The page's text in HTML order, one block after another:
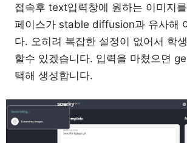
접속후 text입력창에 원하는 이미지
페이스가 stable diffusion과 유사해
다. 오히려 복잡한 설정이 없어서 학
할수 있겠습니다. 입력을 마쳤으면
택해 생성합니다.